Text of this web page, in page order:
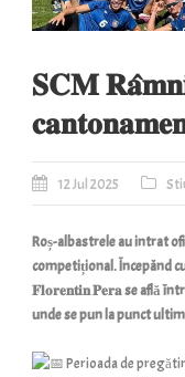
𝐒𝐂𝐌
12 Jul 2025
Roș-albastrele au intrat
competițional. Începând
𝐅𝐥𝐨𝐫𝐞𝐧𝐭𝐢𝐧 𝐏𝐞𝐫𝐚 se află
unde se pun la punct
Perioada de